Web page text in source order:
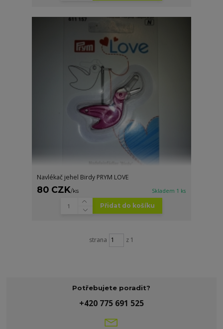
Navlékač jehel Birdy PRYM LOVE
80 CZK/ks Skladem 1 ks
Přidat do košíku
strana z 1
Potřebujete poradit?
+420 775 691 525